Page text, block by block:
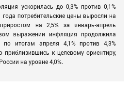
ускорилась до 0,3% против 0,1%
потребительские цены выросли на
на 2,5% за январь-апрель
выражении инфляция продолжила
по итогам апреля 4,1% против 4,3%
приблизившись к целевому ориентиру,
на уровне 4,0%.